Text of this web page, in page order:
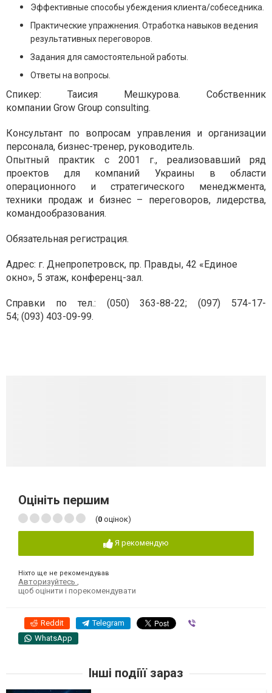
Эффективные способы убеждения клиента/собеседника.
Практические упражнения. Отработка навыков ведения
результативных переговоров.
Задания для самостоятельной работы.
Ответы на вопросы.
Спикер: Таисия Мешкурова. Собственник
компании Grow Group consulting.
Консультант по вопросам управления и организации
персонала, бизнес-тренер, руководитель.
Опытный практик с 2001 г., реализовавший ряд
проектов для компаний Украины в области
операционного и стратегического менеджмента,
техники продаж и бизнес – переговоров, лидерства,
командообразования.
Обязательная регистрация.
Адрес: г. Днепропетровск, пр. Правды, 42 «Единое
окно», 5 этаж, конференц-зал.
Справки по тел.: (050) 363-88-22; (097) 574-17-
54; (093) 403-09-99.
Оцініть першим
(0 оцінок)
Я рекомендую
Ніхто ще не рекомендував
Авторизуйтесь
щоб оцінити і порекомендувати
Reddit Telegram
WhatsApp
Інші подіїї зараз